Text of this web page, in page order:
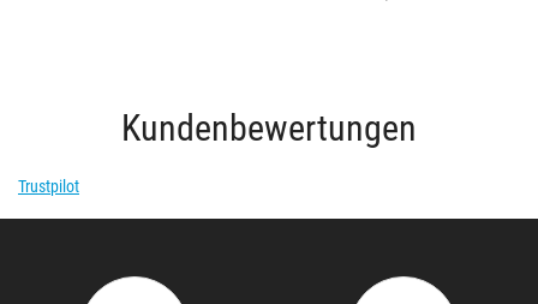
Kundenbewertungen
Trustpilot